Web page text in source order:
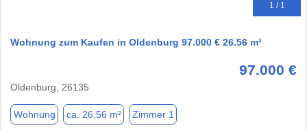
1 / 1
Wohnung zum Kaufen in Oldenburg 97.000 € 26.56 m²
97.000 €
Oldenburg, 26135
Wohnung ca. 26,56 m² Zimmer 1